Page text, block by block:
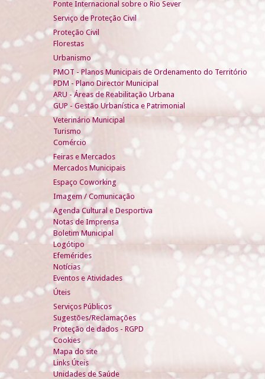
Ponte Internacional sobre o Rio Sever
Serviço de Proteção Civil
Proteção Civil
Florestas
Urbanismo
PMOT - Planos Municipais de Ordenamento do Território
PDM - Plano Director Municipal
ARU - Áreas de Reabilitação Urbana
GUP - Gestão Urbanística e Patrimonial
Veterinário Municipal
Turismo
Comércio
Feiras e Mercados
Mercados Municipais
Espaço Coworking
Imagem / Comunicação
Agenda Cultural e Desportiva
Notas de Imprensa
Boletim Municipal
Logótipo
Efemérides
Notícias
Eventos e Atividades
Úteis
Serviços Públicos
Sugestões/Reclamações
Proteção de dados - RGPD
Cookies
Mapa do site
Links Úteis
Unidades de Saúde